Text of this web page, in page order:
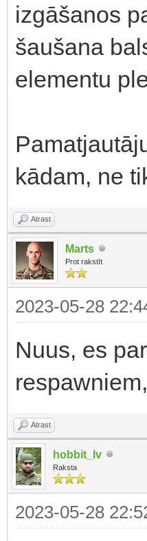
izgāšanos
šaušana
elementu
kādam, ne
Atrast
Marts
Prot rakstīt
2023-05-28
Nuus, es
Atrast
hobbit_lv
Raksta
2023-05-28